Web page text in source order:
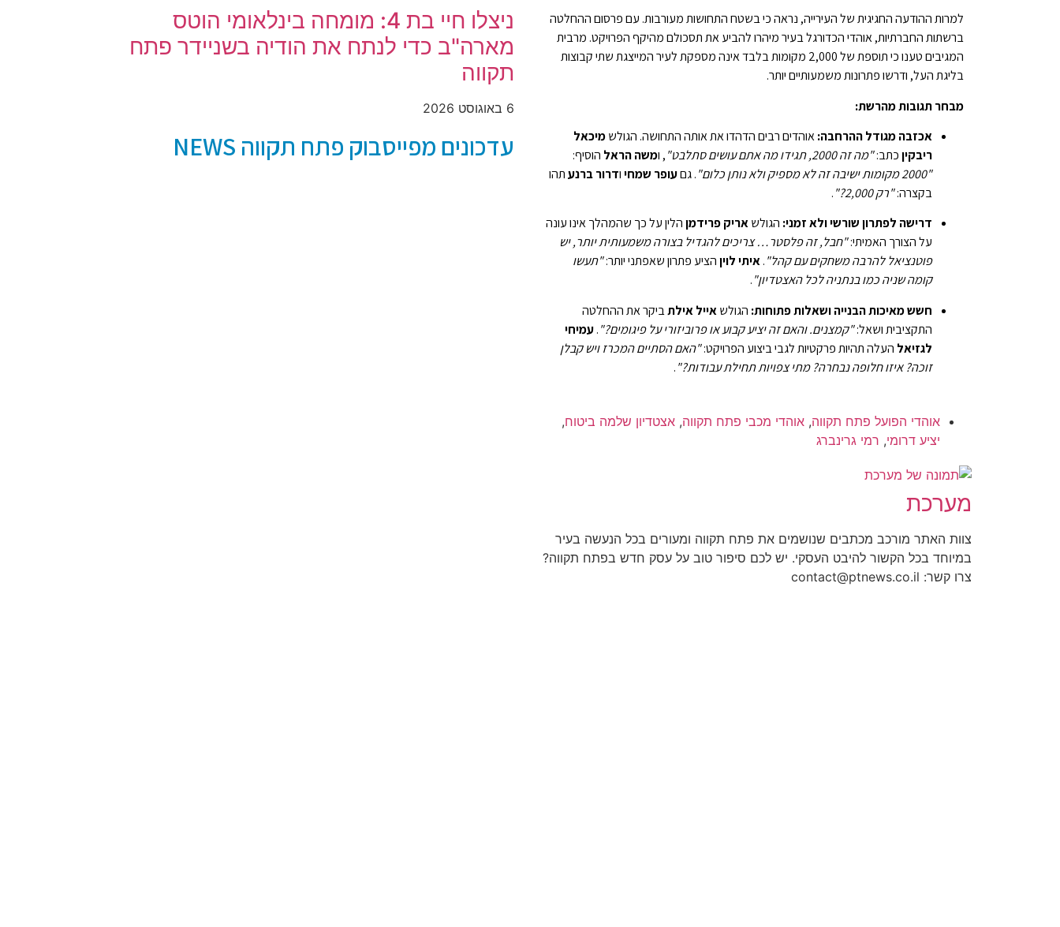
למרות ההודעה החגיגית של העירייה, נראה כי בשטח התחושות מעורבות. עם פרסום ההחלטה
ברשתות החברתיות, אוהדי הכדורגל בעיר מיהרו להביע את תסכולם מהיקף הפרויקט. מרבית
המגיבים טענו כי תוספת של 2,000 מקומות בלבד אינה מספקת לעיר המייצגת שתי קבוצות
בליגת העל, ודרשו פתרונות משמעותיים יותר.
מבחר תגובות מהרשת:
אכזבה מגודל ההרחבה:אוהדים רבים הדהדו את אותה התחושה. הגולשמיכאל
ריבקיןכתב:"מה זה 2000, תגידו מה אתם עושים סתלבט" , ומשה הראל הוסיף:
"2000 מקומות ישיבה זה לא מספיק ולא נותן כלום"
. גםעופר שמחיודרור ברנעתהו
בקצרה:"רק 2,000?"
.
דרישה לפתרון שורשי ולא זמני: הגולשאריק פרידמןהלין על כך שהמהלך אינו עונה
על הצורך האמיתי:"חבל, זה פלסטר… צריכים להגדיל בצורה משמעותית יותר, יש
פוטנציאל להרבה משחקים עם קהל".איתי לויןהציע פתרון שאפתני יותר:"תעשו
קומה שניה כמו בנתניה לכל האצטדיון".
חשש מאיכות הבנייה ושאלות פתוחות: הגולשאייל אילתביקר את ההחלטה
התקציבית ושאל:"קמצנים. והאם זה יציע קבוע או פרוביזורי על פיגומים?".עמיחי
לגזיאל העלה תהיות פרקטיות לגבי ביצוע הפרויקט:"האם הסתיים המכרז ויש קבלן
זוכה? איזו חלופה נבחרה? מתי צפויות תחילת עבודות?".
אוהדי הפועל פתח תקווה, אוהדי מכבי פתח תקווה, אצטדיון שלמה ביטוח,
יציע דרומי, רמי גרינברג
מערכת
צוות האתר מורכב מכתבים שנושמים את פתח תקווה ומעורים בכל הנעשה בעיר
במיוחד בכל הקשור להיבט העסקי. יש לכם סיפור טוב על עסק חדש בפתח תקווה?
צרו קשר: contact@ptnews.co.il
ניצלו חיי בת 4: מומחה בינלאומי הוטס
מארה"ב כדי לנתח את הודיה בשניידר פתח
תקווה
6 באוגוסט 2026
עדכונים מפייסבוק פתח תקווה NEWS